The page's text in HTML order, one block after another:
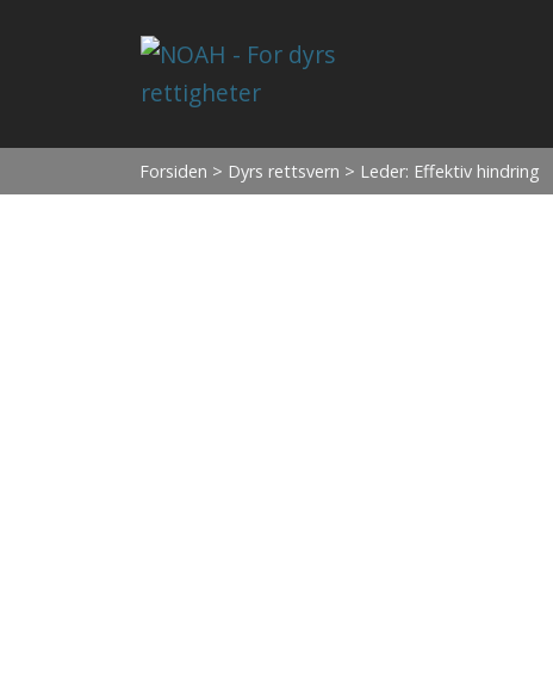
Forsiden > Dyrs rettsvern > Leder: Effektiv hindring